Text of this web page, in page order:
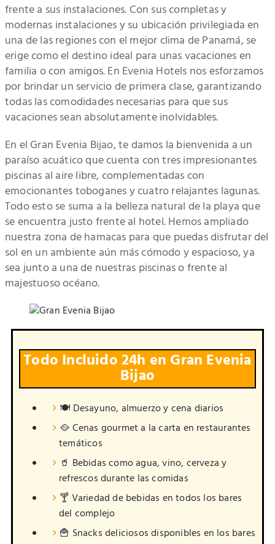
frente a sus instalaciones. Con sus completas y
modernas instalaciones y su ubicación privilegiada en
una de las regiones con el mejor clima de Panamá, se
erige como el destino ideal para unas vacaciones en
familia o con amigos. En Evenia Hotels nos esforzamos
por brindar un servicio de primera clase, garantizando
todas las comodidades necesarias para que sus
vacaciones sean absolutamente inolvidables.
En el Gran Evenia Bijao, te damos la bienvenida a un
paraíso acuático que cuenta con tres impresionantes
piscinas al aire libre, complementadas con
emocionantes toboganes y cuatro relajantes lagunas.
Todo esto se suma a la belleza natural de la playa que
se encuentra justo frente al hotel. Hemos ampliado
nuestra zona de hamacas para que puedas disfrutar del
sol en un ambiente aún más cómodo y espacioso, ya
sea junto a una de nuestras piscinas o frente al
majestuoso océano.
Todo Incluido 24h en Gran Evenia
Bijao
🍽️ Desayuno, almuerzo y cena diarios
🥘 Cenas gourmet a la carta en restaurantes
temáticos
🥤 Bebidas como agua, vino, cerveza y
refrescos durante las comidas
🍸 Variedad de bebidas en todos los bares
del complejo
🍟 Snacks deliciosos disponibles en los bares